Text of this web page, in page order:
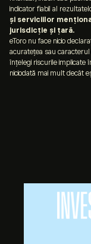
indicator fiabil al
și serviciilor
jurisdicție și țară.
eToro nu face nicio
acuratețea sau
înțelegi riscurile implicate
niciodată mai mult decât